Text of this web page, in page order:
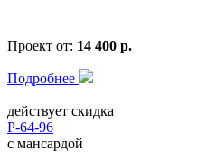
Проект от: 14 400 р.
Подробнее
действует скидка
Р-64-96
с мансардой